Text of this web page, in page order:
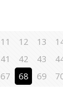
11 12 13
41 42 43
67 68 69